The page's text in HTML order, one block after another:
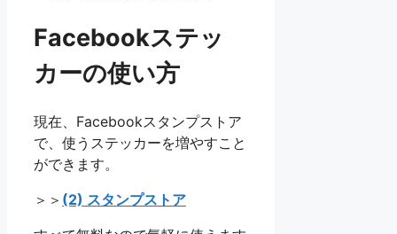
Facebookステッ
カーの使い方
現在、Facebookスタンプストア
で、使うステッカーを増やすこと
ができます。
＞＞ (2) スタンプストア